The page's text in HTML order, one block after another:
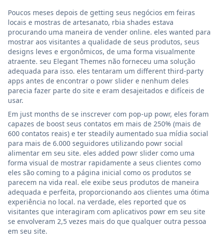
Poucos meses depois de getting seus negócios em feiras
locais e mostras de artesanato, rbia shades estava
procurando uma maneira de vender online. eles wanted para
mostrar aos visitantes a qualidade de seus produtos, seus
designs leves e ergonômicos, de uma forma visualmente
atraente. seu Elegant Themes não forneceu uma solução
adequada para isso. eles tentaram um different third-party
apps antes de encontrar o powr slider e nenhum deles
parecia fazer parte do site e eram desajeitados e difíceis de
usar.
Em just months de se inscrever com pop-up powr, eles foram
capazes de boost seus contatos em mais de 250% (mais de
600 contatos reais) e ter steadily aumentado sua mídia social
para mais de 6.000 seguidores utilizando powr social
alimentar em seu site. eles added powr slider como uma
forma visual de mostrar rapidamente a seus clientes como
eles são coming to a página inicial como os produtos se
parecem na vida real. ele exibe seus produtos de maneira
adequada e perfeita, proporcionando aos clientes uma ótima
experiência no local. na verdade, eles reported que os
visitantes que interagiram com aplicativos powr em seu site
se envolveram 2,5 vezes mais do que qualquer outra pessoa
em seu site.